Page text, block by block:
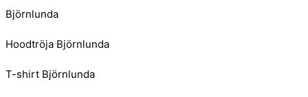
Björnlunda
Hoodtröja Björnlunda
T-shirt Björnlunda